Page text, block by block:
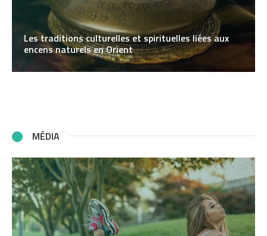
Les traditions culturelles et spirituelles liées aux
encens naturels en Orient
MÉDIA